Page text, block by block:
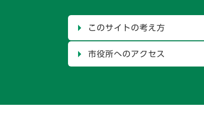
このサイトの考え方
市役所へのアクセス